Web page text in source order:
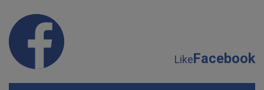
LikeFacebook